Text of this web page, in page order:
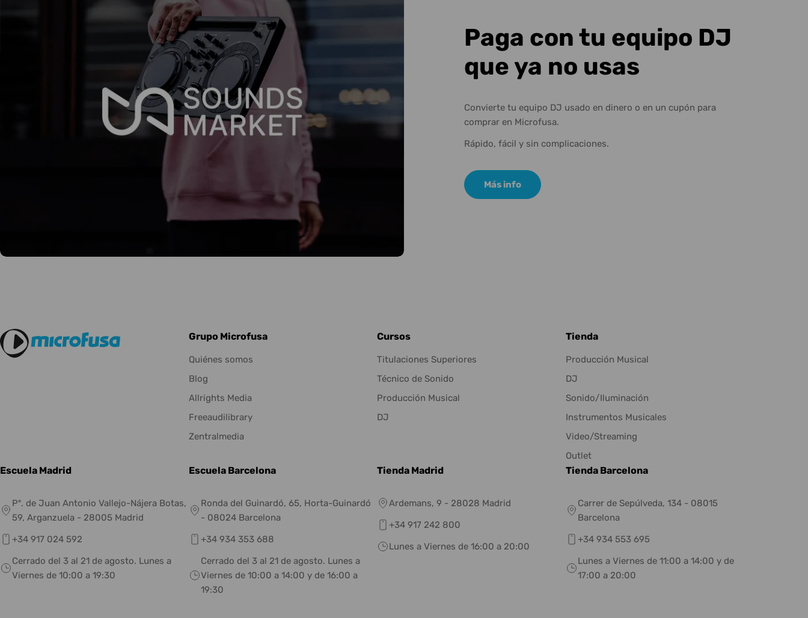
Paga con tu equipo DJ
que ya no usas
Convierte tu equipo DJ usado en dinero o en un cupón para
comprar en Microfusa.
Rápido, fácil y sin complicaciones.
Más info
Grupo Microfusa
Quiénes somos
Blog
Allrights Media
Freeaudilibrary
Zentralmedia
Cursos
Titulaciones Superiores
Técnico de Sonido
Producción Musical
DJ
Tienda
Producción Musical
DJ
Sonido/Iluminación
Instrumentos Musicales
Video/Streaming
Outlet
Escuela Madrid
Pº. de Juan Antonio Vallejo-Nájera Botas,
59, Arganzuela - 28005 Madrid
+34 917 024 592
Cerrado del 3 al 21 de agosto. Lunes a
Viernes de 10:00 a 19:30
Escuela Barcelona
Ronda del Guinardó, 65, Horta-Guinardó
- 08024 Barcelona
+34 934 353 688
Cerrado del 3 al 21 de agosto. Lunes a
Viernes de 10:00 a 14:00 y de 16:00 a
19:30
Tienda Madrid
Ardemans, 9 - 28028 Madrid
+34 917 242 800
Lunes a Viernes de 16:00 a 20:00
Tienda Barcelona
Carrer de Sepúlveda, 134 - 08015
Barcelona
+34 934 553 695
Lunes a Viernes de 11:00 a 14:00 y de
17:00 a 20:00